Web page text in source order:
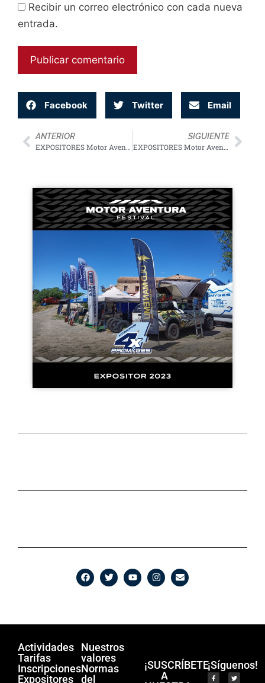
Recibir un correo electrónico con cada nueva
entrada.
Facebook Twitter Email
ANTERIOR
EXPOSITORES Motor Aventura 2023 SYA BIKE
SIGUIENTE
EXPOSITORES Motor Aventura 2023
Actividades
Tarifas
Inscripciones
Expositores
Nuestros
valores
Normas
del
¡SUSCRÍBETE
A
¡Síguenos!